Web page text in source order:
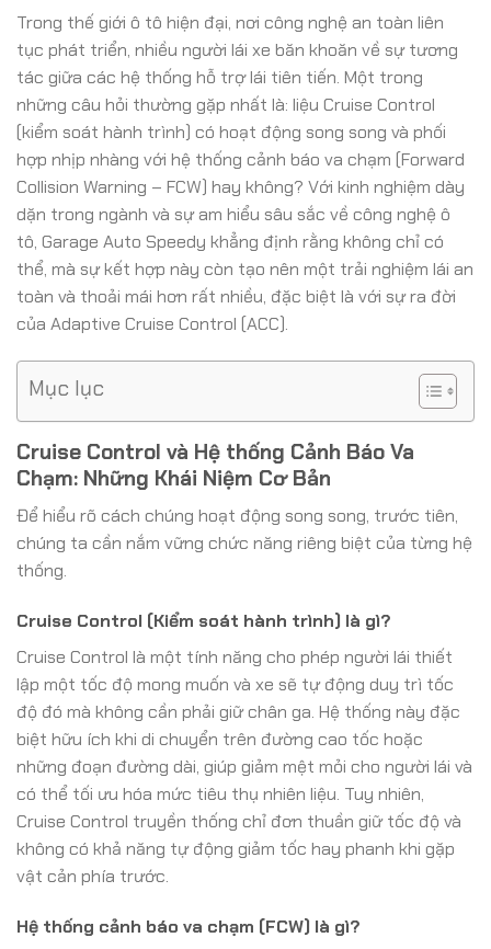
Trong thế giới ô tô hiện đại, nơi công nghệ an toàn liên
tục phát triển, nhiều người lái xe băn khoăn về sự tương
tác giữa các hệ thống hỗ trợ lái tiên tiến. Một trong
những câu hỏi thường gặp nhất là: liệu Cruise Control
(kiểm soát hành trình) có hoạt động song song và phối
hợp nhịp nhàng với hệ thống cảnh báo va chạm (Forward
Collision Warning – FCW) hay không? Với kinh nghiệm dày
dặn trong ngành và sự am hiểu sâu sắc về công nghệ ô
tô, Garage Auto Speedy khẳng định rằng không chỉ có
thể, mà sự kết hợp này còn tạo nên một trải nghiệm lái an
toàn và thoải mái hơn rất nhiều, đặc biệt là với sự ra đời
của Adaptive Cruise Control (ACC).
Mục lục
Cruise Control và Hệ thống Cảnh Báo Va
Chạm: Những Khái Niệm Cơ Bản
Để hiểu rõ cách chúng hoạt động song song, trước tiên,
chúng ta cần nắm vững chức năng riêng biệt của từng hệ
thống.
Cruise Control (Kiểm soát hành trình) là gì?
Cruise Control là một tính năng cho phép người lái thiết
lập một tốc độ mong muốn và xe sẽ tự động duy trì tốc
độ đó mà không cần phải giữ chân ga. Hệ thống này đặc
biệt hữu ích khi di chuyển trên đường cao tốc hoặc
những đoạn đường dài, giúp giảm mệt mỏi cho người lái và
có thể tối ưu hóa mức tiêu thụ nhiên liệu. Tuy nhiên,
Cruise Control truyền thống chỉ đơn thuần giữ tốc độ và
không có khả năng tự động giảm tốc hay phanh khi gặp
vật cản phía trước.
Hệ thống cảnh báo va chạm (FCW) là gì?